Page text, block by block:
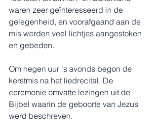
waren zeer geïnteresseerd in de
gelegenheid, en voorafgaand aan de
mis werden veel lichtjes aangestoken
en gebeden.
Om negen uur 's avonds begon de
kerstmis na het liedrecital. De
ceremonie omvatte lezingen uit de
Bijbel waarin de geboorte van Jezus
werd beschreven.